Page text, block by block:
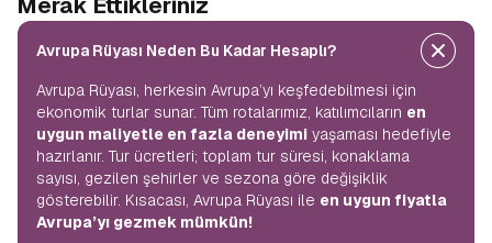
Avrupa Rüyası Neden Bu Kadar Hesaplı?
Avrupa Rüyası, herkesin Avrupa’yı keşfedebilmesi için
ekonomik turlar sunar. Tüm rotalarımız, katılımcıların en
uygun maliyetle en fazla deneyimi yaşaması hedefiyle
hazırlanır. Tur ücretleri; toplam tur süresi, konaklama
sayısı, gezilen şehirler ve sezona göre değişiklik
gösterebilir. Kısacası, Avrupa Rüyası ile en uygun fiyatla
Avrupa’yı gezmek mümkün!